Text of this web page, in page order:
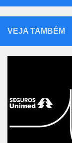
VEJA TAMBÉM